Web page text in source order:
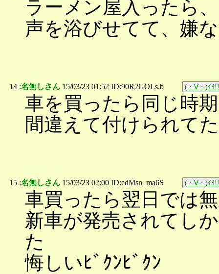
ラーメン屋入ったら
声を浴びせてて、嫌
14 :名無しさん 15/03/23 01:52 ID:90R2GOLs.b (・∀・)ｲｲ!!
車を買ったら同じ時
間違えて付けられてた
15 :名無しさん 15/03/23 02:00 ID:edMsn_ma6S (・∀・)ｲｲ!!
車買ったら翌日では
新車が発売されてし
た
悔しいﾋﾞｸﾝﾋﾞｸﾝ